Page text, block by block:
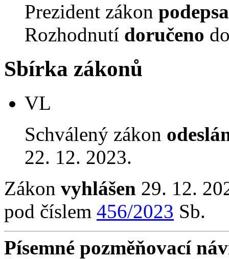
Prezident zákon
Rozhodnutí doručeno
Sbírka zákonů
VL
Schválený zákon
22. 12. 2023.
Zákon vyhlášen 29. 12.
pod číslem 456/2023 Sb.
Písemné pozměňovací